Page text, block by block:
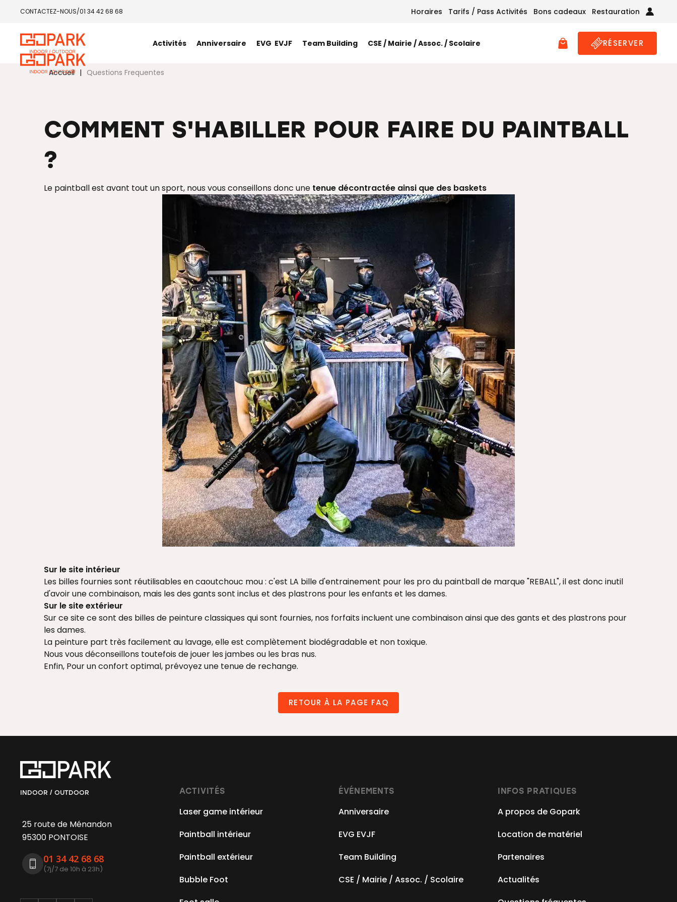
Panneau de gestion des cookies
CONTACTEZ-NOUS/01 34 42 68 68 Horaires Tarifs / Pass Activités Bons cadeaux Restauration
Activités Anniversaire EVG EVJF Team Building CSE / Mairie / Assoc. / Scolaire RÉSERVER
Accueil | Questions Frequentes
COMMENT S'HABILLER POUR FAIRE DU PAINTBALL
?
Le paintball est avant tout un sport, nous vous conseillons donc une tenue décontractée ainsi que des baskets
Sur le site intérieur
Les billes fournies sont réutilisables en caoutchouc mou : c'est LA bille d'entrainement pour les pro du paintball de marque "REBALL", il est donc inutil
d'avoir une combinaison, mais les des gants sont inclus et des plastrons pour les enfants et les dames.
Sur le site extérieur
Sur ce site ce sont des billes de peinture classiques qui sont fournies, nos forfaits incluent une combinaison ainsi que des gants et des plastrons pour
les dames.
La peinture part très facilement au lavage, elle est complètement biodégradable et non toxique.
Nous vous déconseillons toutefois de jouer les jambes ou les bras nus.
Enfin, Pour un confort optimal, prévoyez une tenue de rechange.
RETOUR À LA PAGE FAQ
INDOOR / OUTDOOR
25 route de Ménandon
95300 PONTOISE
01 34 42 68 68
(7j/7 de 10h à 23h)
ACTIVITÉS
Laser game intérieur
Paintball intérieur
Paintball extérieur
Bubble Foot
ÉVÉNEMENTS
Anniversaire
EVG EVJF
Team Building
CSE / Mairie / Assoc. / Scolaire
INFOS PRATIQUES
A propos de Gopark
Location de matériel
Partenaires
Actualités